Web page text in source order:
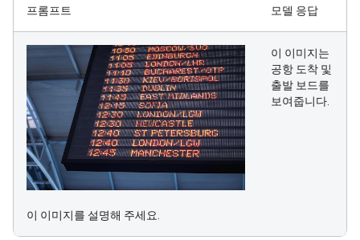
프롬프트 모델 응답
이 이미지를 설명해 주세요.
이 이미지는
공항 도착 및
출발 보드를
보여줍니다.